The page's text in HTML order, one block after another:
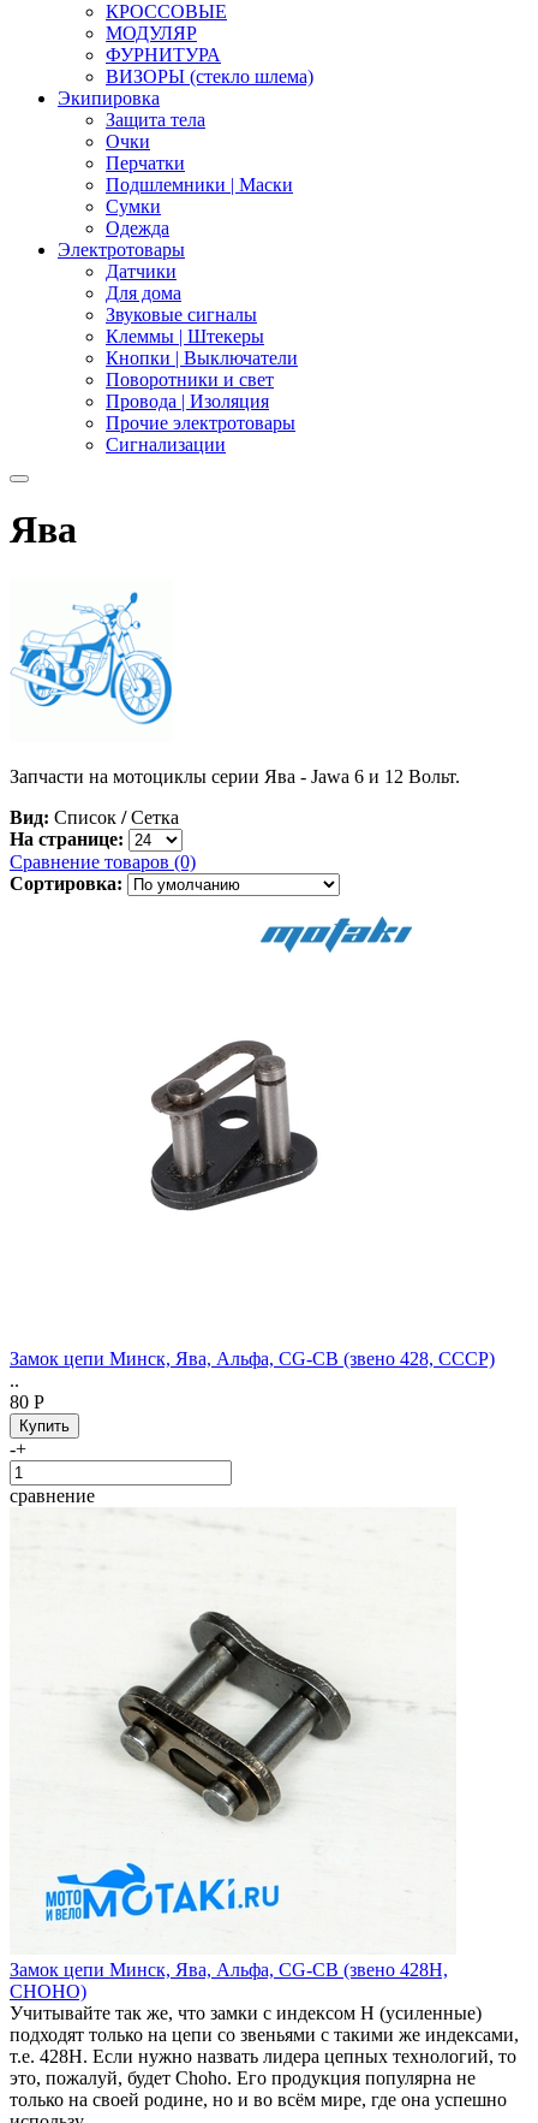
КРОССОВЫЕ
МОДУЛЯР
ФУРНИТУРА
ВИЗОРЫ (стекло шлема)
Экипировка
Защита тела
Очки
Перчатки
Подшлемники | Маски
Сумки
Одежда
Электротовары
Датчики
Для дома
Звуковые сигналы
Клеммы | Штекеры
Кнопки | Выключатели
Поворотники и свет
Провода | Изоляция
Прочие электротовары
Сигнализации
Ява
Запчасти на мотоциклы серии Ява - Jawa 6 и 12 Вольт.
Вид: Список / Сетка
На странице:
Сравнение товаров (0)
Сортировка:
Замок цепи Минск, Ява, Альфа, CG-CB (звено 428, СССР)
..
80 Р
-+
сравнение
Замок цепи Минск, Ява, Альфа, CG-CB (звено 428H,
CHOHO)
Учитывайте так же, что замки с индексом H (усиленные)
подходят только на цепи со звеньями с такими же индексами,
т.е. 428H. Если нужно назвать лидера цепных технологий, то
это, пожалуй, будет Choho. Его продукция популярна не
только на своей родине, но и во всём мире, где она успешно